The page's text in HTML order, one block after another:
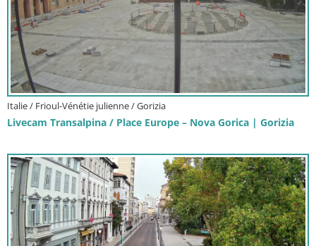
Italie / Frioul-Vénétie julienne / Gorizia
Livecam Transalpina / Place Europe – Nova Gorica | Gorizia